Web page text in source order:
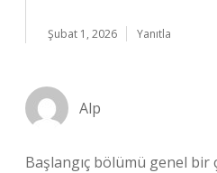
Şubat 1, 2026 Yanıtla
Alp
Başlangıç bölümü genel bir